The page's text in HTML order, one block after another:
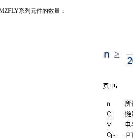
系列元件的数量：